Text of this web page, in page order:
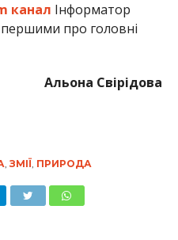
канал Інформатор
першими про головні
Альона Свірідова
, ЗМІЇ, ПРИРОДА